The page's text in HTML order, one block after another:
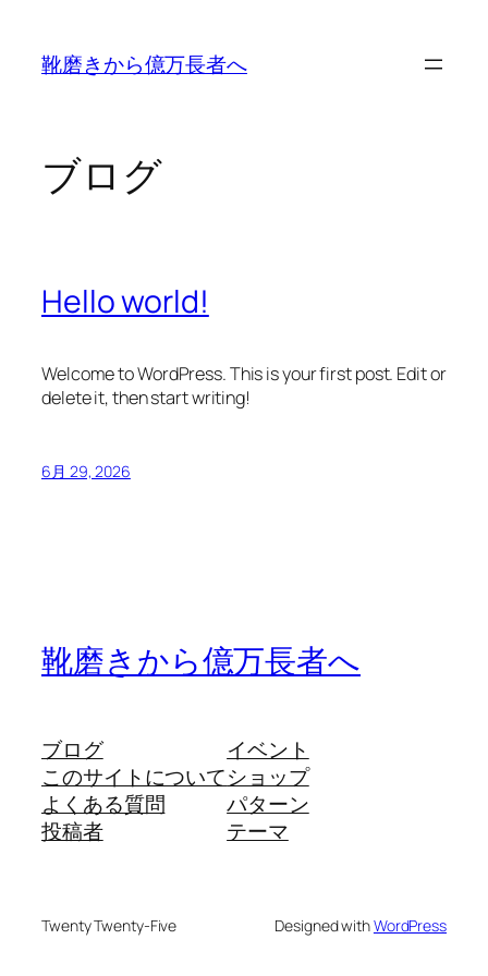
靴磨きから億万長者へ
ブログ
Hello world!
Welcome to WordPress. This is your first post. Edit or
delete it, then start writing!
6月 29, 2026
靴磨きから億万長者へ
ブログ
このサイトについて
よくある質問
投稿者
イベント
ショップ
パターン
テーマ
Twenty Twenty-Five Designed withWordPress